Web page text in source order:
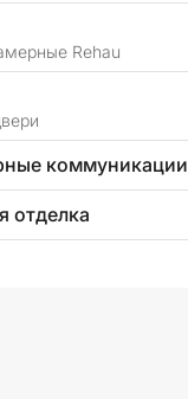
Rehau
коммуникации
отделка